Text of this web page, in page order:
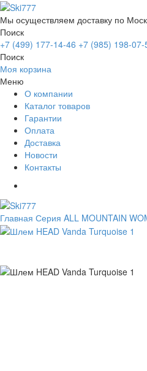
Мы осуществляем доставку по
Поиск
+7 (499) 177-14-46 +7 (985) 198-07-
Поиск
Моя корзина
Меню
О компании
Каталог товаров
Гарантии
Оплата
Доставка
Новости
Контакты
Главная Серия ALL MOUNTAIN